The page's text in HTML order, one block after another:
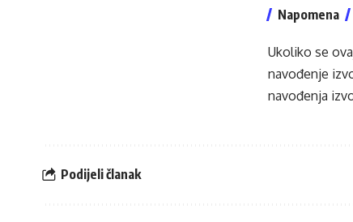
Napomena
Ukoliko se
navođenje
navođenja
Podijeli članak